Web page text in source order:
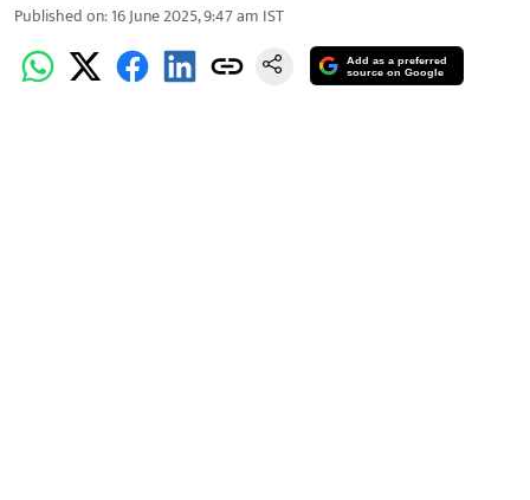
Published on:16 June 2025, 9:47 am IST
Add as a preferred
source on Google